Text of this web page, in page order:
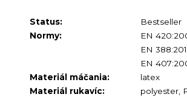
Status:
Bestseller
Normy:
EN
EN
EN
Materiál máčania:
latex
Materiál rukavíc:
polyester,